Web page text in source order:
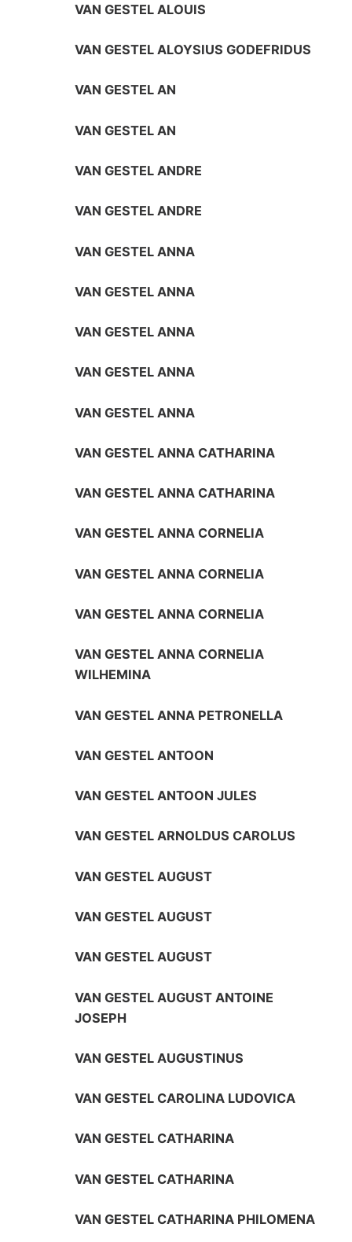
VAN GESTEL ALOUIS
VAN GESTEL ALOYSIUS GODEFRIDUS
VAN GESTEL AN
VAN GESTEL AN
VAN GESTEL ANDRE
VAN GESTEL ANDRE
VAN GESTEL ANNA
VAN GESTEL ANNA
VAN GESTEL ANNA
VAN GESTEL ANNA
VAN GESTEL ANNA
VAN GESTEL ANNA CATHARINA
VAN GESTEL ANNA CATHARINA
VAN GESTEL ANNA CORNELIA
VAN GESTEL ANNA CORNELIA
VAN GESTEL ANNA CORNELIA
VAN GESTEL ANNA CORNELIA
WILHEMINA
VAN GESTEL ANNA PETRONELLA
VAN GESTEL ANTOON
VAN GESTEL ANTOON JULES
VAN GESTEL ARNOLDUS CAROLUS
VAN GESTEL AUGUST
VAN GESTEL AUGUST
VAN GESTEL AUGUST
VAN GESTEL AUGUST ANTOINE
JOSEPH
VAN GESTEL AUGUSTINUS
VAN GESTEL CAROLINA LUDOVICA
VAN GESTEL CATHARINA
VAN GESTEL CATHARINA
VAN GESTEL CATHARINA PHILOMENA